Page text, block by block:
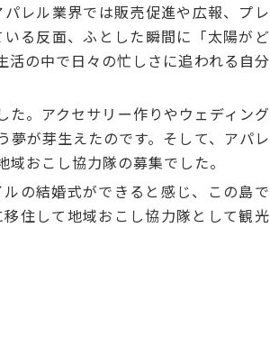
レル業界では販売促進や広報、プレ
る反面、ふとした瞬間に「太陽がど
活の中で日々の忙しさに追われる自分
。アクセサリー作りやウェディング
夢が芽生えたのです。そして、アパレ
おこし協力隊の募集でした。
の結婚式ができると感じ、この島で
住して地域おこし協力隊として観光